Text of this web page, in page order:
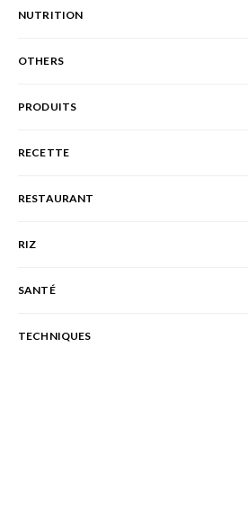
NUTRITION
OTHERS
PRODUITS
RECETTE
RESTAURANT
RIZ
SANTÉ
TECHNIQUES